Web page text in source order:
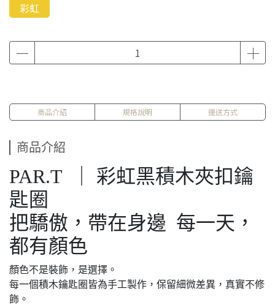
彩虹
商品介紹 規格說明 運送方式
商品介紹
PAR.T ｜ 彩虹黑積木夾扣鑰
匙圈
把驕傲，帶在身邊 每一天，
都有顏色
顏色不是裝飾，是選擇。
每一個積木鑰匙圈皆為手工製作，保留細微差異，真實不修
飾。